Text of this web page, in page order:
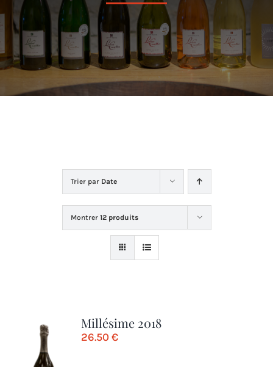
Dans la cave
La boutique
Trier par Date
Montrer 12 produits
Millésime 2018
26.50€